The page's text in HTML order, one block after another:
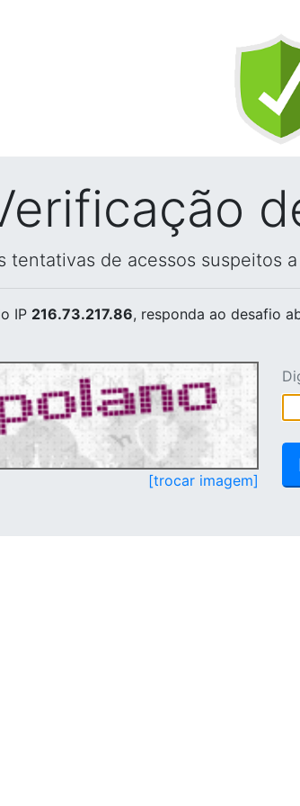
tentativas de acessos suspeitos
IP 216.73.217.86, responda ao desafio
[trocar imagem]